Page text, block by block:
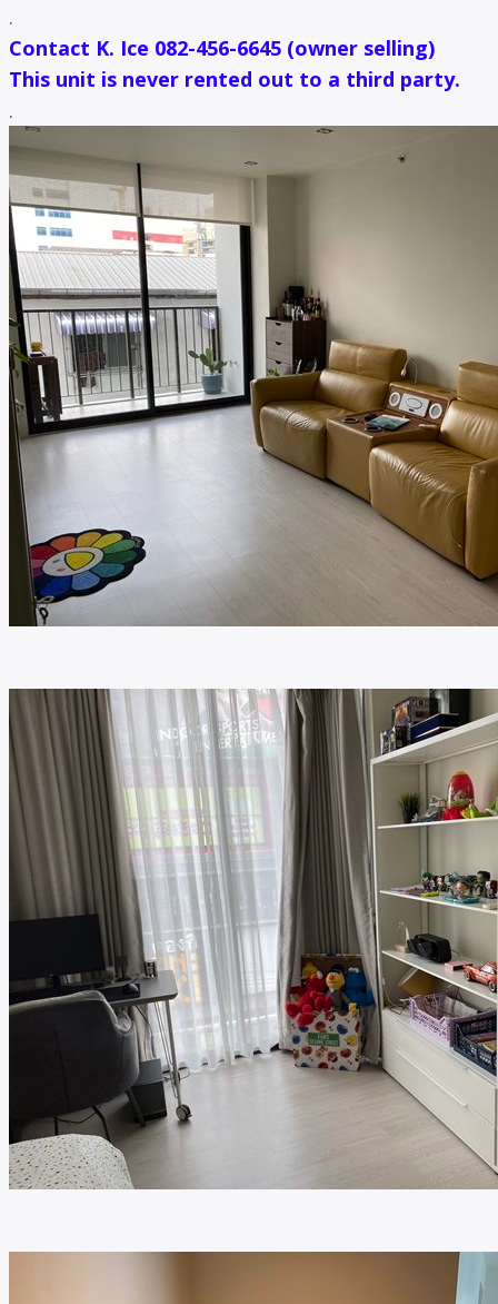
.
Contact K. Ice 082-456-6645 (owner selling)
This unit is never rented out to a third party.
.